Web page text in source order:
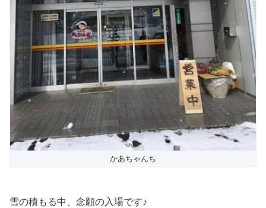
かあちゃんち
雪の積もる中、念願の入場です♪